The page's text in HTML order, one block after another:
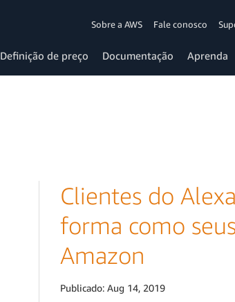
Sobre a AWS Fale conosco
Definição de preço Documentação Aprenda
Clientes do
forma como
Amazon
Publicado: Aug 14, 2019